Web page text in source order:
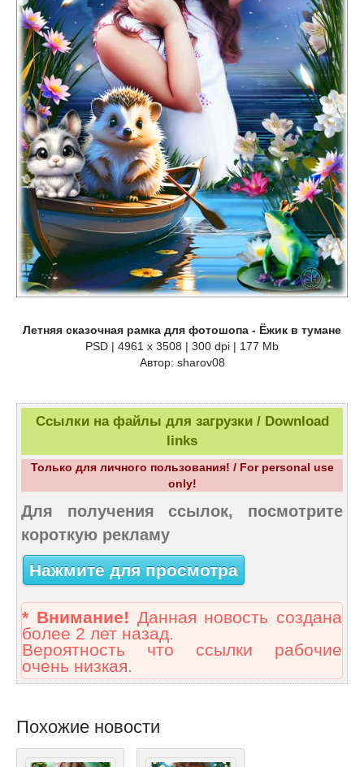
Летняя сказочная рамка для фотошопа - Ёжик в тумане
PSD | 4961 х 3508 | 300 dpi | 177 Mb
Автор: sharov08
Ссылки на файлы для загрузки / Download
links
Только для личного пользования! / For personal use
only!
Для получения ссылок, посмотрите
короткую рекламу
Нажмите для просмотра
* Внимание! Данная новость создана
более 2 лет назад.
Вероятность что ссылки рабочие
очень низкая.
Похожие новости